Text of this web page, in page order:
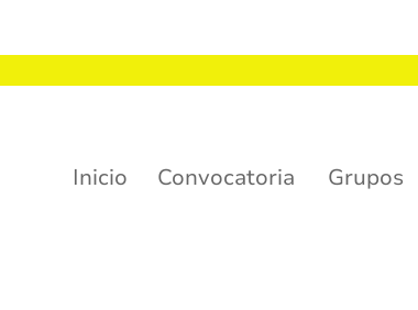
Inicio Convocatoria Grupos